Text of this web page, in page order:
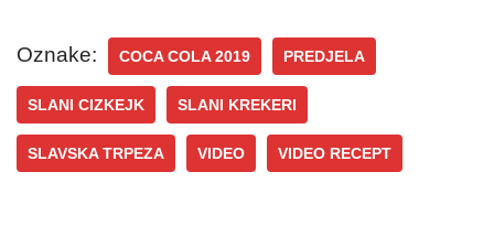
Oznake: COCA COLA 2019 PREDJELA
SLANI CIZKEJK SLANI KREKERI
SLAVSKA TRPEZA VIDEO VIDEO RECEPT